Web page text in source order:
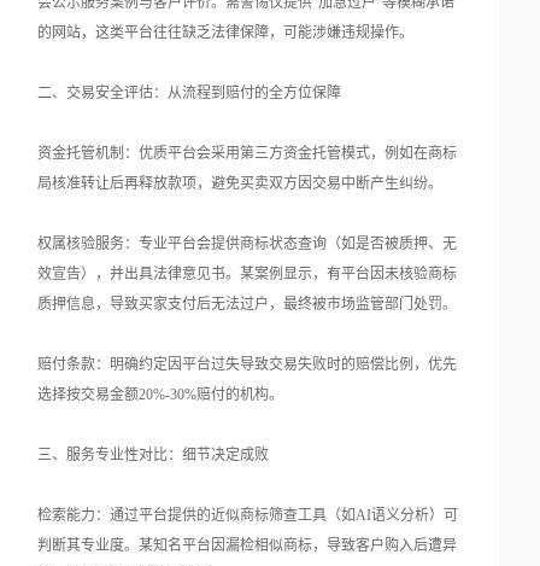
的网站，这类平台往往缺乏法律保障，可能涉嫌违规操作。
二、交易安全评估：从流程到赔付的全方位保障
资金托管机制：优质平台会采用第三方资金托管模式，例如在商标
局核准转让后再释放款项，避免买卖双方因交易中断产生纠纷。
权属核验服务：专业平台会提供商标状态查询（如是否被质押、无
效宣告），并出具法律意见书。某案例显示，有平台因未核验商标
质押信息，导致买家支付后无法过户，最终被市场监管部门处罚。
赔付条款：明确约定因平台过失导致交易失败时的赔偿比例，优先
选择按交易金额20%-30%赔付的机构。
三、服务专业性对比：细节决定成败
检索能力：通过平台提供的近似商标筛查工具（如AI语义分析）可
判断其专业度。某知名平台因漏检相似商标，导致客户购入后遭异